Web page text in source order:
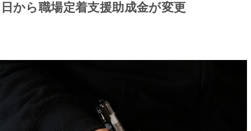
から職場定着支援助成金が変更